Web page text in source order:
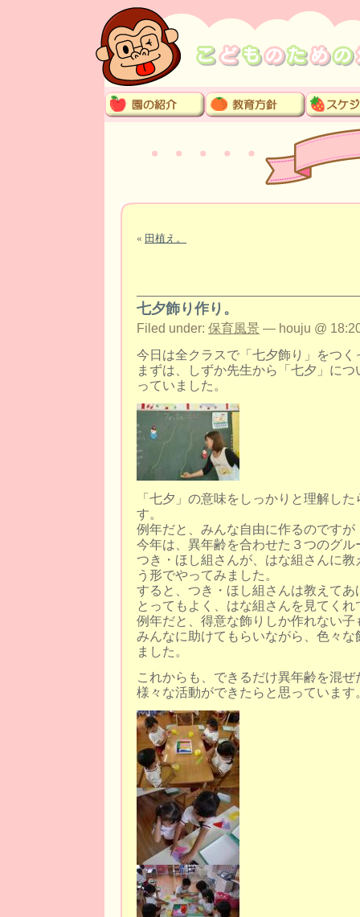
« 田植え。
七夕飾り作り。
Filed under: 保育風景 — houju @
今日は全クラスで「七夕飾り」をつく
まずは、しずか先生から「七夕」に
っていました。
「七夕」の意味をしっかりと理解し
す。
例年だと、みんな自由に作るのですが
今年は、異年齢を合わせた３つのグル
つき・ほし組さんが、はな組さんに
う形でやってみました。
すると、つき・ほし組さんは教えてあ
とってもよく、はな組さんを見てく
例年だと、得意な飾りしか作れない子
みんなに助けてもらいながら、色々
ました。
これからも、できるだけ異年齢を混
様々な活動ができたらと思っています